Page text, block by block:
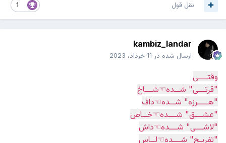
نقل قول
kambiz_landar
ارسال شده در 11 خرداد، 2023
وقتــــی
"قرتـــی" شــده☜شـــاخ
"هــــرزه" شــده☜داف
"عشـــق" شـــده☜خــاص
"لاشـــی" شـــده☜داش
"تفریـح" شـــده☜لــاس